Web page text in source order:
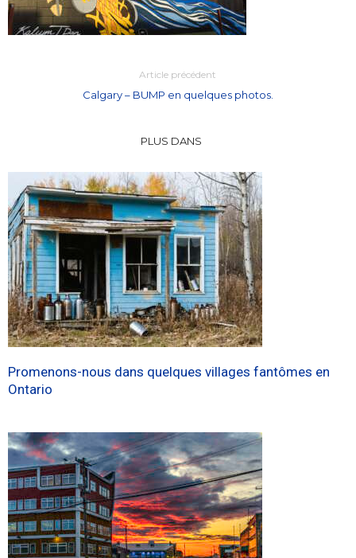
Article précédent
Calgary – BUMP en quelques photos.
PLUS DANS
Promenons-nous dans quelques villages fantômes en
Ontario